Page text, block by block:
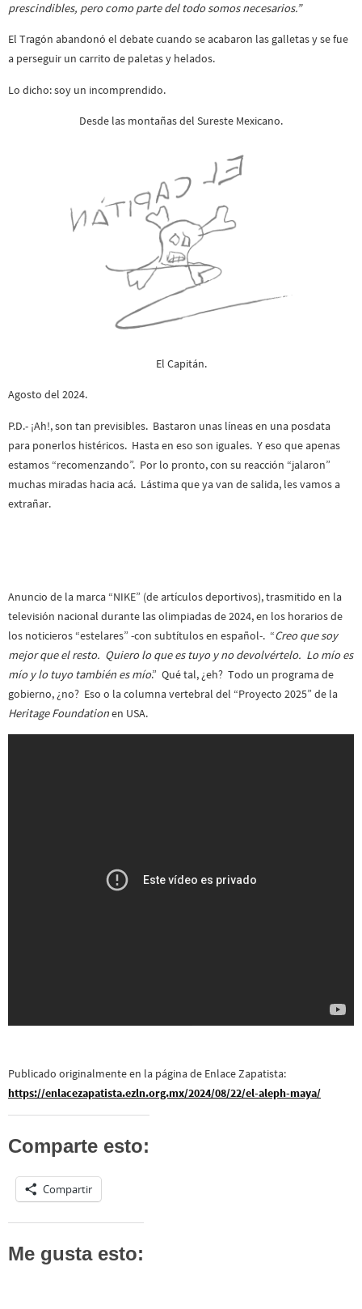
prescindibles, pero como parte del todo somos necesarios.”
El Tragón abandonó el debate cuando se acabaron las galletas y se fue
a perseguir un carrito de paletas y helados.
Lo dicho: soy un incomprendido.
Desde las montañas del Sureste Mexicano.
El Capitán.
Agosto del 2024.
P.D.- ¡Ah!, son tan previsibles. Bastaron unas líneas en una posdata
para ponerlos histéricos. Hasta en eso son iguales. Y eso que apenas
estamos “recomenzando”. Por lo pronto, con su reacción “jalaron”
muchas miradas hacia acá. Lástima que ya van de salida, les vamos a
extrañar.
Anuncio de la marca “NIKE” (de artículos deportivos), trasmitido en la
televisión nacional durante las olimpiadas de 2024, en los horarios de
los noticieros “estelares” -con subtítulos en español-. “Creo que soy
mejor que el resto. Quiero lo que es tuyo y no devolvértelo. Lo mío es
mío y lo tuyo también es mío.” Qué tal, ¿eh? Todo un programa de
gobierno, ¿no? Eso o la columna vertebral del “Proyecto 2025” de la
Heritage Foundationen USA.
Publicado originalmente en la página de Enlace Zapatista:
https://enlacezapatista.ezln.org.mx/2024/08/22/el-aleph-maya/
Comparte esto:
Compartir
Me gusta esto: